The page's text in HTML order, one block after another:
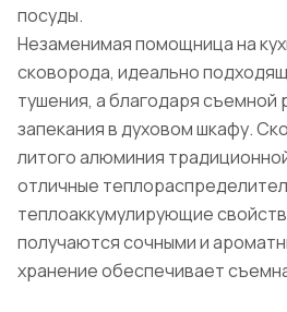
посуды.
Незаменимая помощница на
сковорода, идеально
тушения, а благодаря съемной
запекания в духовом шкафу.
литого алюминия
отличные
теплоаккумулирующие
получаются сочными и
хранение обеспечивает